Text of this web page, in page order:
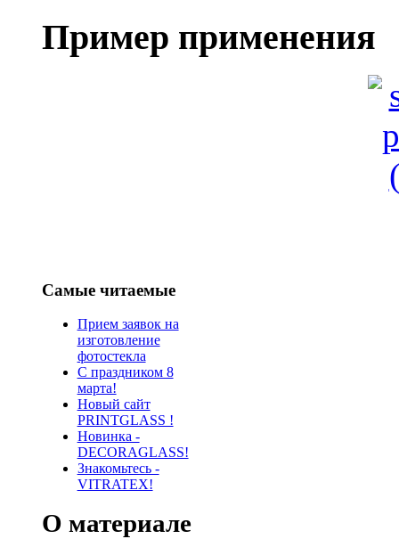
Пример применения
Самые читаемые
Прием заявок на
изготовление
фотостекла
С праздником 8
марта!
Новый сайт
PRINTGLASS !
Новинка -
DECORAGLASS!
Знакомьтесь -
VITRATEX!
О материале